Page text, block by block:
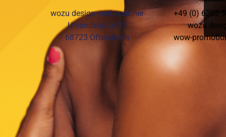
wozu design werbepartner
Uhlandstraße 33
68723 Oftersheim
+49 (0) 6202
wow-